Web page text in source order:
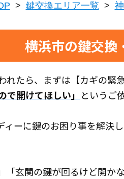
> 鍵交換エリア一覧 >
横浜市の鍵交換
れたら、まずは【カギの緊
で開けてほしい」 というご
ーに鍵のお困り事を解決
「玄関の鍵が回るけど開